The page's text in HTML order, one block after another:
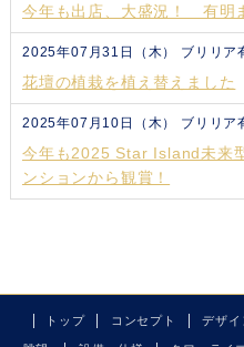
今年も出店、大盛況！ 有明
2025年07月31日（木） ブリリア
花壇の植栽を植え替えました
2025年07月10日（木） ブリリア
今年も2025 Star Island未来
ンションから観賞！
トップ コンセプト デザイ